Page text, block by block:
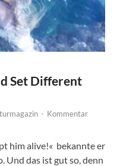
Set Different
- Kommentar
him alive!« bekannte er
Und das ist gut so, denn